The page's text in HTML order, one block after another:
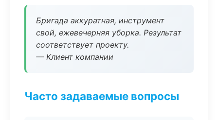
Бригада аккуратная, инструмент
свой, ежевечерняя уборка. Результат
соответствует проекту.
— Клиент компании
Часто задаваемые вопросы